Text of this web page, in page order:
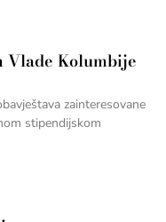
Vlade Kolumbije
zainteresovane
stipendijskom